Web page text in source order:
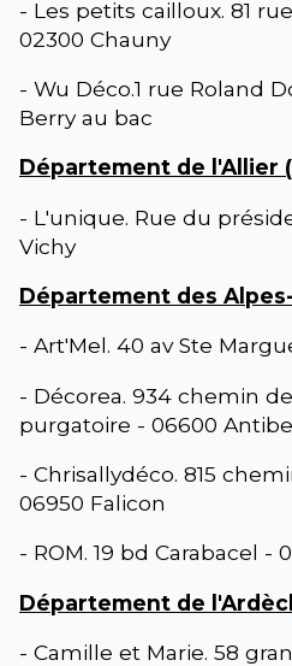
- Les petits cailloux. 81
02300 Chauny
- Wu Déco.1 rue Roland
Berry au bac
Département de l'Allier
- L'unique. Rue du
Vichy
Département des
- Art'Mel. 40 av Ste
- Décorea. 934 chemin
purgatoire - 06600
- Chrisallydéco. 815
06950 Falicon
- ROM. 19 bd Carabacel -
Département de
- Camille et Marie. 58